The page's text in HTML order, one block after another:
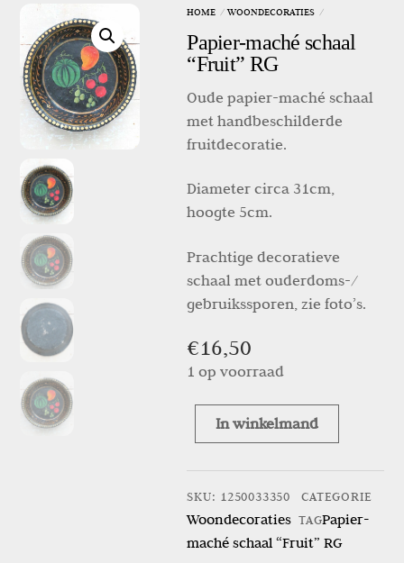
HOME WOONDECORATIES
Papier-maché schaal
“Fruit” RG
Oude papier-maché schaal
met handbeschilderde
fruitdecoratie.
Diameter circa 31cm,
hoogte 5cm.
Prachtige decoratieve
schaal met ouderdoms-/
gebruikssporen, zie foto’s.
€16,50
1 op voorraad
“Fruit”
RG
aantal
In winkelmand
SKU: 1250033350 CATEGORIE
Woondecoraties TAGPapier-
maché schaal “Fruit” RG